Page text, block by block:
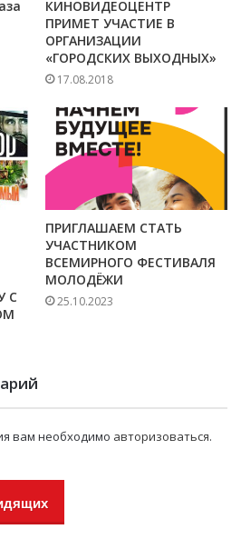
КИНОВИДЕОЦЕНТР
ПРИМЕТ УЧАСТИЕ В
ОРГАНИЗАЦИИ
«ГОРОДСКИХ ВЫХОДНЫХ»
17.08.2018
С
ПРИГЛАШАЕМ СТАТЬ
УЧАСТНИКОМ
ВСЕМИРНОГО ФЕСТИВАЛЯ
МОЛОДЁЖИ
25.10.2023
вам необходимо авторизоваться.